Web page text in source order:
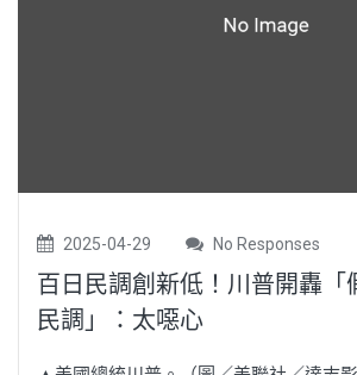
2025-04-29 No Responses
百日民調創新低！川普開轟「
民調」：太噁心